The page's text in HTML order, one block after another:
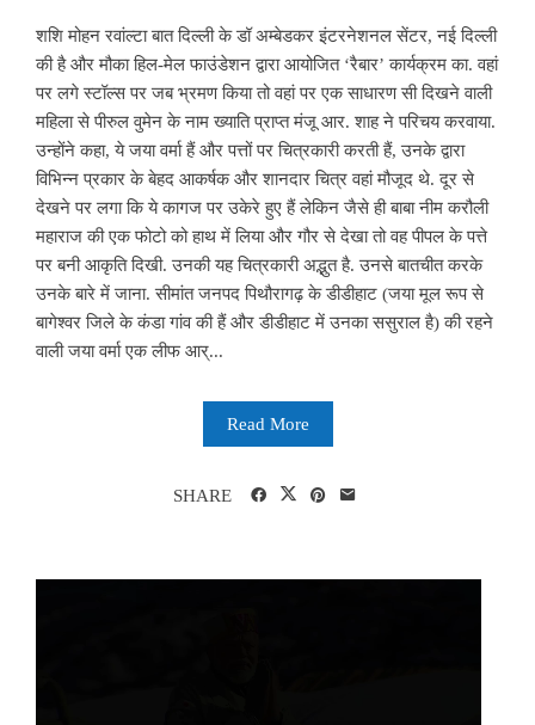
शशि मोहन रवांल्टा बात दिल्ली के डॉ अम्बेडकर इंटरनेशनल सेंटर, नई दिल्ली
की है और मौका हिल-मेल फाउंडेशन द्वारा आयोजित ‘रैबार’ कार्यक्रम का. वहां
पर लगे स्टॉल्स पर जब भ्रमण किया तो वहां पर एक साधारण सी दिखने वाली
महिला से पीरुल वुमेन के नाम ख्याति प्राप्त मंजू आर. शाह ने परिचय करवाया.
उन्होंने कहा, ये जया वर्मा हैं और पत्तों पर चित्रकारी करती हैं, उनके द्वारा
विभिन्न प्रकार के बेहद आकर्षक और शानदार चित्र वहां मौजूद थे. दूर से
देखने पर लगा कि ये कागज पर उकेरे हुए हैं लेकिन जैसे ही बाबा नीम करौली
महाराज की एक फोटो को हाथ में लिया और गौर से देखा तो वह पीपल के पत्ते
पर बनी आकृति दिखी. उनकी यह चित्रकारी अद्भुत है. उनसे बातचीत करके
उनके बारे में जाना. सीमांत जनपद पिथौरागढ़ के डीडीहाट (जया मूल रूप से
बागेश्वर जिले के कंडा गांव की हैं और डीडीहाट में उनका ससुराल है) की रहने
वाली जया वर्मा एक लीफ आर्...
Read More
SHARE